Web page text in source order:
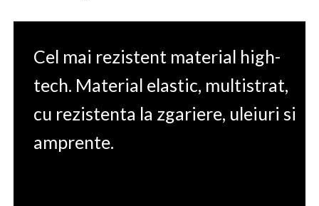
Cel mai rezistent material high-
tech. Material elastic, multistrat,
cu rezistenta la zgariere, uleiuri si
amprente.